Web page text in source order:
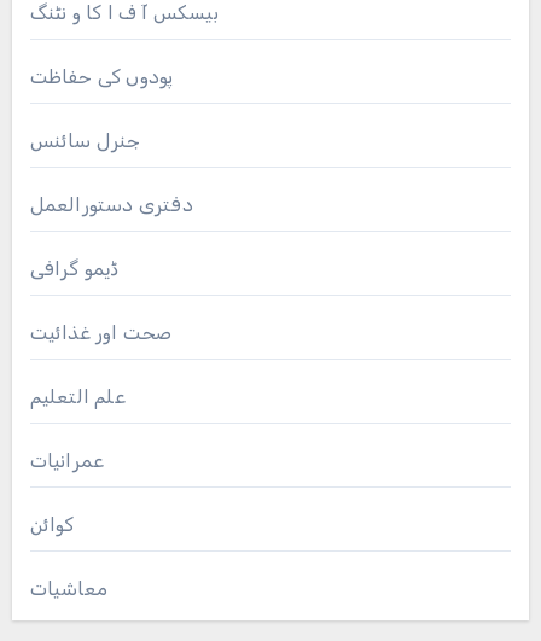
بیسکس آ ف ا کا و نٹنگ
پودوں کی حفاظت
جنرل سائنس
دفتری دستورالعمل
ڈیمو گرافی
صحت اور غذائیت
علم التعلیم
عمرانیات
کوائن
معاشیات